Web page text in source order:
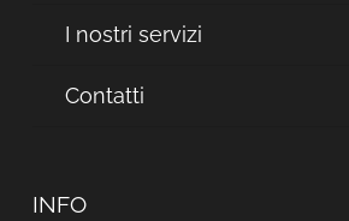
I nostri servizi
Contatti
INFO